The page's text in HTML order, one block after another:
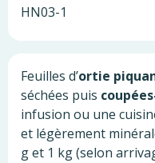
HN03-1
Feuilles d’ortie
séchées puis
infusion ou une
et légèrement
g et 1 kg (selon